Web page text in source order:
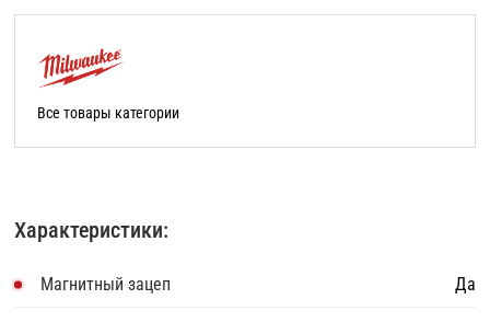
Характеристики:
Магнитный зацеп Да
Все товары категории